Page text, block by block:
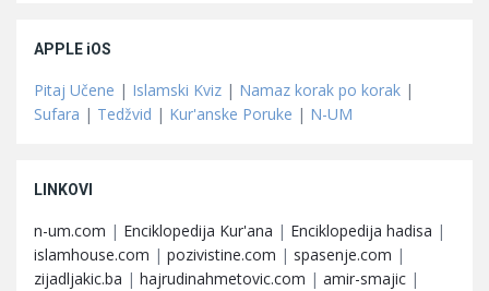
APPLE iOS
Pitaj Učene | Islamski Kviz | Namaz korak po korak |
Sufara | Tedžvid | Kur'anske Poruke | N-UM
LINKOVI
n-um.com | Enciklopedija Kur'ana | Enciklopedija hadisa |
islamhouse.com | pozivistine.com | spasenje.com |
zijadljakic.ba | hajrudinahmetovic.com | amir-smajic |